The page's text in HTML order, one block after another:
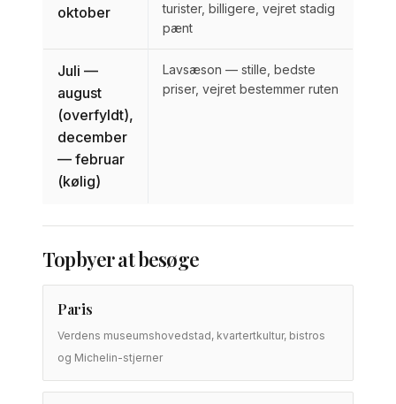
oktober
turister, billigere, vejret stadig
pænt
Juli —
august
(overfyldt),
december
— februar
(kølig)
Lavsæson — stille, bedste
priser, vejret bestemmer ruten
Topbyer at besøge
Paris
Verdens museumshovedstad, kvartertkultur, bistros
og Michelin-stjerner